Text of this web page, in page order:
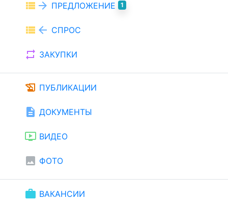
view_list arrow_forward ПРЕДЛОЖЕНИЕ 1
view_list arrow_back СПРОС
repeat ЗАКУПКИ
history_edu ПУБЛИКАЦИИ
description ДОКУМЕНТЫ
ondemand_video ВИДЕО
image ФОТО
work ВАКАНСИИ